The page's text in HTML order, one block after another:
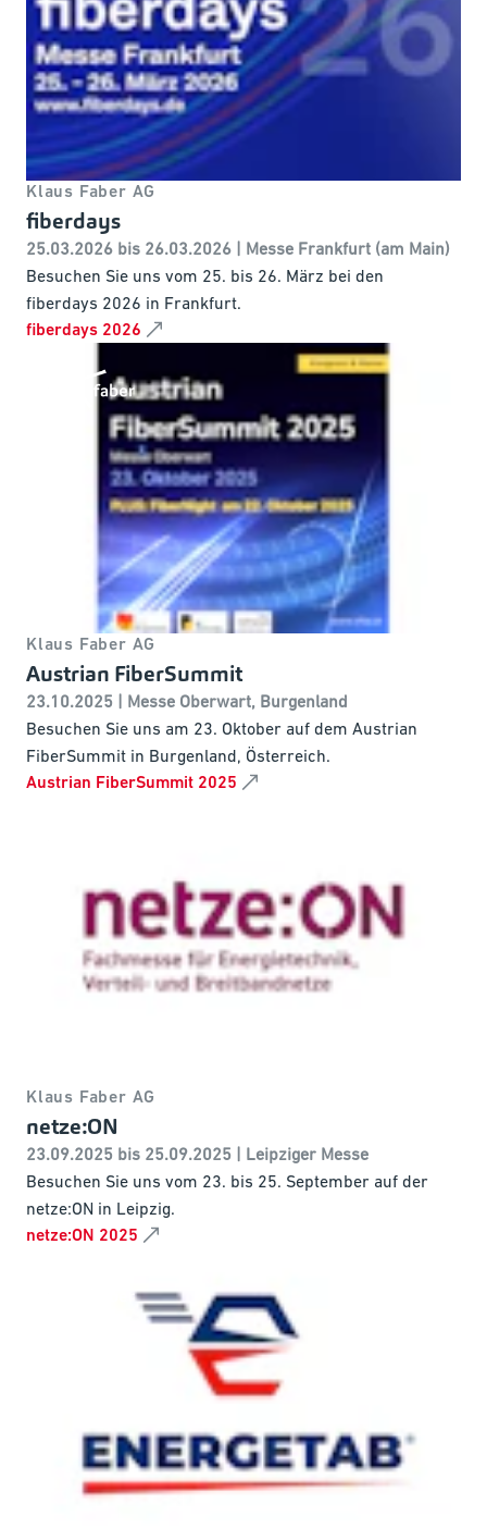
Klaus Faber AG
fiberdays
25.03.2026 bis 26.03.2026 | Messe Frankfurt (am Main)
Besuchen Sie uns vom 25. bis 26. März bei den
fiberdays 2026 in Frankfurt.
fiberdays 2026
Klaus Faber AG
Austrian FiberSummit
23.10.2025 | Messe Oberwart, Burgenland
Besuchen Sie uns am 23. Oktober auf dem Austrian
FiberSummit in Burgenland, Österreich.
Austrian FiberSummit 2025
Klaus Faber AG
netze:ON
23.09.2025 bis 25.09.2025 | Leipziger Messe
Besuchen Sie uns vom 23. bis 25. September auf der
netze:ON in Leipzig.
netze:ON 2025